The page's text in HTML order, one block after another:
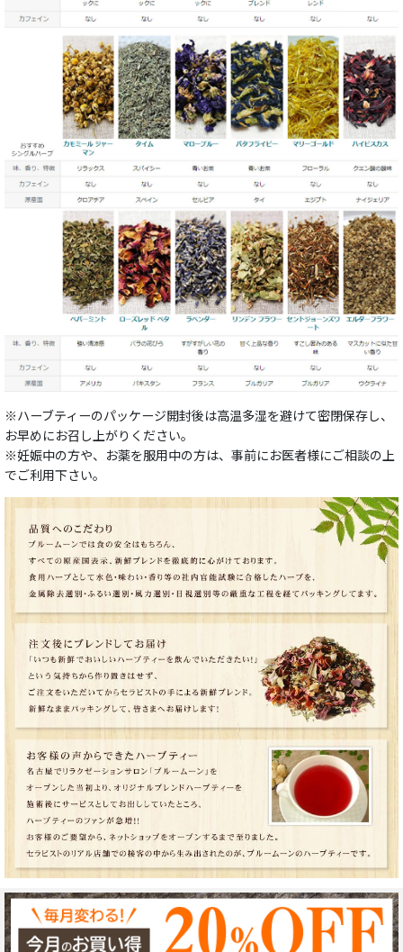
※ハーブティーのパッケージ開封後は高温多湿を避けて密閉保存し、
お早めにお召し上がりください。
※妊娠中の方や、お薬を服用中の方は、事前にお医者様にご相談の上
でご利用下さい。